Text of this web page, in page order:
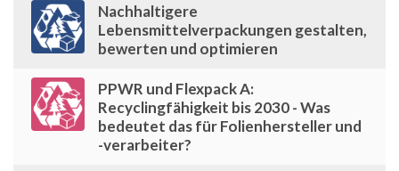
Nachhaltigere
Lebensmittelverpackungen gestalten,
bewerten und optimieren
PPWR und Flexpack A:
Recyclingfähigkeit bis 2030 - Was
bedeutet das für Folienhersteller und
-verarbeiter?